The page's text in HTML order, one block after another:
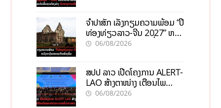
ຈຳປາສັກ ເລັ່ງກຽມຄວາມພ້ອມ “ປີ
ທ່ອງທ່ຽວລາວ-ຈີນ 2027” ຫວັງ
ກະຕຸ້ນເສດຖະກິດທ້ອງຖິ່ນ
06/08/2026
ສປປ ລາວ ເປີດໂຄງການ ALERT-
LAO ສ້າງຕາໜ່າງ ເຕືອນໄພ
ພະຍາດລະບາດທົ່ວປະເທດ
06/08/2026